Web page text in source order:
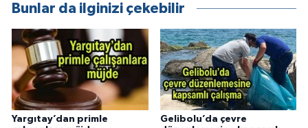
Bunlar da ilginizi çekebilir
Yargıtay’dan primle
Gelibolu’da çevre